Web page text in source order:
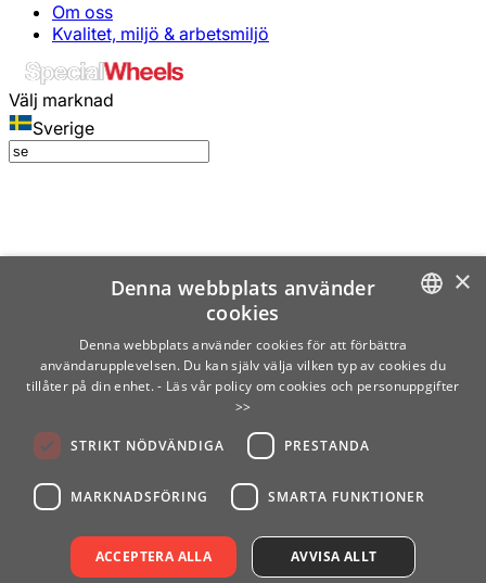
Om oss
Kvalitet, miljö & arbetsmiljö
Välj marknad
Sverige
SWEDISH
×
Denna webbplats använder
cookies
Denna webbplats använder cookies för att förbättra
användarupplevelsen. Du kan själv välja vilken typ av cookies du
tillåter på din enhet. - Läs vår policy om cookies och personuppgifter
>>
STRIKT NÖDVÄNDIGA PRESTANDA
MARKNADSFÖRING SMARTA FUNKTIONER
ACCEPTERA ALLA AVVISA ALLT